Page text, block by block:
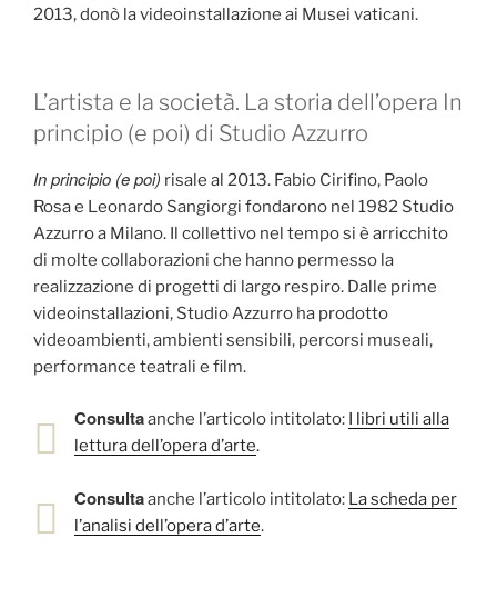
2013, donò la videoinstallazione ai Musei vaticani.
L’artista e la società. La storia dell’opera In
principio (e poi) di Studio Azzurro
In principio (e poi) risale al 2013. Fabio Cirifino, Paolo
Rosa e Leonardo Sangiorgi fondarono nel 1982 Studio
Azzurro a Milano. Il collettivo nel tempo si è arricchito
di molte collaborazioni che hanno permesso la
realizzazione di progetti di largo respiro. Dalle prime
videoinstallazioni, Studio Azzurro ha prodotto
videoambienti, ambienti sensibili, percorsi museali,
performance teatrali e film.
Consultaanche l’articolo intitolato:
I libri utili alla
lettura dell’opera d’arte.
Consultaanche l’articolo intitolato: La scheda per
l’analisi dell’opera d’arte.